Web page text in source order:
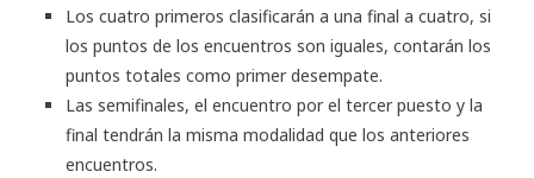
Los cuatro primeros clasificarán a una final a cuatro, si
los puntos de los encuentros son iguales, contarán los
puntos totales como primer desempate.
Las semifinales, el encuentro por el tercer puesto y la
final tendrán la misma modalidad que los anteriores
encuentros.